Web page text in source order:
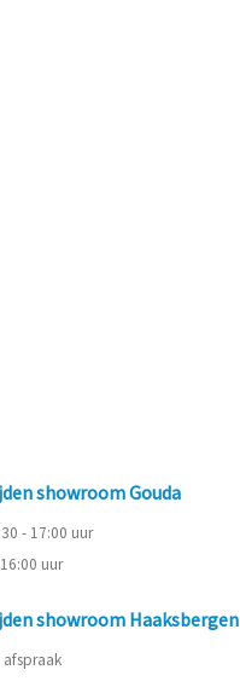
showroom Gouda
- 17:00 uur
uur
showroom Haaksbergen
afspraak